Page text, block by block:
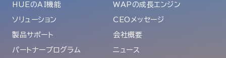
HUEのAI機能
ソリューション
製品サポート
パートナープログラム
WAPの成長エンジン
CEOメッセージ
会社概要
ニュース